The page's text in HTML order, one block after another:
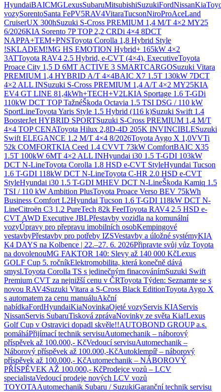
HyundaiBAICMGLexusSubaruMitsubishiSuzukiFordNissanKia
vozySorentoSanta FePV5RAV4VitaraTucsonNiroProAceLand
CruiserUX 300hSuzuki S-Cross PREMIUM 1,4 M/T 4×2 MY25
6/2026KIA Sorento 7P TOP 2,2 CRDi 4×4 8DCT
NAPPA+TEM+PNSToyota Corolla 1,8 Hybrid Style
!SKLADEM!MG HS EMOTION Hybrid+ 165kW 4×2
3ATToyota RAV4 2.5 Hybrid, e-CVT (4×4), ExecutiveToyota
Proace City 1,5 D 6MT ACTIVE 3 SMARTCARGOSuzuki Vitara
PREMIUM 1,4 HYBRID A/T 4×4BAIC X7 1.5T 130kW 7DCT
4×2 ALL INSuzuki S-Cross PREMIUM 1,4 A/T 4×2 MY25KIA
EV4 GT LINE 81,4kWh+TECH+V2LKIA Sportage 1.6 T-GDi
110kW DCT TOP TažnéŠkoda Octavia 1.5 TSI DSG / 110 kW
SportLineToyota Yaris Style 1.5 Hybrid (116 k)Suzuki Swift 1.4
BoosterJet HYBRID SPORTSuzuki S-Cross PREMIUM 1,4 M/T
4×4 TOP CENAToyota Hilux 2,8D-4D 205K INVINCIBLESuzuki
Swift ELEGANCE 1.2 M/T 4×4 8/2026Toyota Aygo X 1,0VVTi
52k COMFORTKIA Ceed 1.4 CVVT 73kW ComfortBAIC X35
1.5T 100kW 6MT 4×2 ALL INHyundai i30 1.5 T-GDI 103kW
DCT N-LineToyota Corolla 1.8 HSD e-CVT StyleHyundai Tucson
1.6 T-GDI 118kW DCT N-LineToyota C-HR 2.0 HSD e-CVT
StyleHyundai i30 1.5 T-GDI MHEV DCT N-LineŠkoda Kamiq 1.5
TSI / 110 kW Ambition PlusToyota Proace Verso BEV 75kWh
Business Comfort L2Hyundai Tucson 1.6 T-GDI 118kW DCT N-
LineCitroën C3 1.2 PureTech 82k FeelToyota RAV4 2.5 HSD e-
CVT AWD Executive JBLPřestavby vozidla na komunální
vozyÚpravy pro přepravu imobilních osobKempingové
vestavbyPřestavby pro potřeby IZSVestavby a úložné systémyKIA
K4 DAYS na Kolbence | 22.–27. 6. 2026Připravte svůj vůz Toyota
na dovolenouMG FAKTOR 140: Slevy až 140 000 KčLexus
GOLF Cup 5. ročníkElektromobilita, která konečně dává
smysl.Toyota Corolla TS s jedinečným finacovánímSuzuki Swift
Premium CVT za nejnižší cenu v ČRToyota Týden: Seznamte se s
novou RAV4Suzuki Vitara a S-Cross Black EditionToyota Aygo X
s automatem za cenu manuáluAkční
nabídkaFordHyundaiKiaNovinkaOjeté vozyServis KIAServis
NissanServis SubaruTisková zprávaNovinky ze světa Kia!Lexus
Golf Cup v Ostravici dopadl skvěle!!AUTOBOND GROUP a.s.
pomáháPřijímací technik servisuAutomechanik – náborový
příspěvek až 100.000,- KčVedoucí servisuAutomechanik –
Náborový příspěvek až 100.000,-KčAutoklempíř – náborový
příspěvek až 100.000,- KčAutomechanik – NÁBOROVÝ
PŘÍSPĚVEK AŽ 100.000,- KčProdejce vozů – LCV
specialistaVedoucí prodeje nových LCV vozů
TOYOTAAutomechanik Subaru / SuzukiGaranční technik servisu